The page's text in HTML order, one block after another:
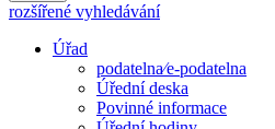
rozšířené vyhledávání
Úřad
podatelna⁄e-podatelna
Úřední deska
Povinné informace